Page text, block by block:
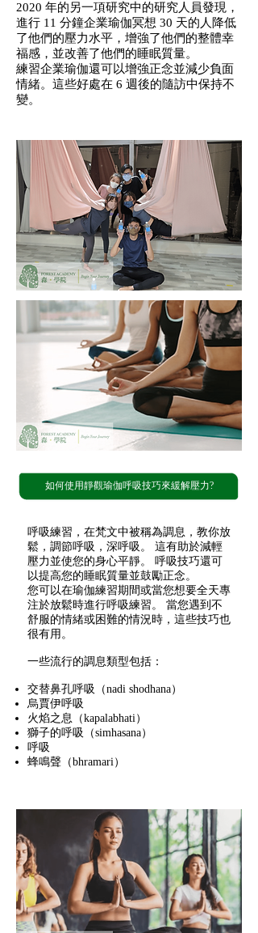
2020 年的另一項研究中的研究人員發現，
進行 11 分鐘企業瑜伽冥想 30 天的人降低
了他們的壓力水平，增強了他們的整體幸
福感，並改善了他們的睡眠質量。
練習企業瑜伽還可以增強正念並減少負面
情緒。這些好處在 6 週後的隨訪中保持不
變。
如何使用靜觀瑜伽呼吸技巧來緩解壓力?
呼吸練習，在梵文中被稱為調息，教你放
鬆，調節呼吸，深呼吸。 這有助於減輕
壓力並使您的身心平靜。 呼吸技巧還可
以提高您的睡眠質量並鼓勵正念。
您可以在瑜伽練習期間或當您想要全天專
注於放鬆時進行呼吸練習。 當您遇到不
舒服的情緒或困難的情況時，這些技巧也
很有用。
一些流行的調息類型包括：
交替鼻孔呼吸（nadi shodhana）
烏賈伊呼吸
火焰之息（kapalabhati）
獅子的呼吸（simhasana）
呼吸
蜂鳴聲（bhramari）